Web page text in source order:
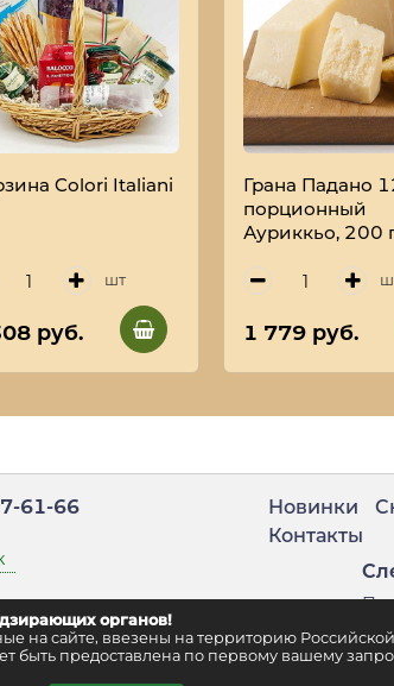
Colori Italiani
шт
руб.
Грана Падано
порционный
Ауриккьо, 200
1 779 руб.
органов!
на сайте, ввезены на территорию
быть предоставлена по первому вашему
61-66
д. 9 стр. 2
Новинки
Контакты